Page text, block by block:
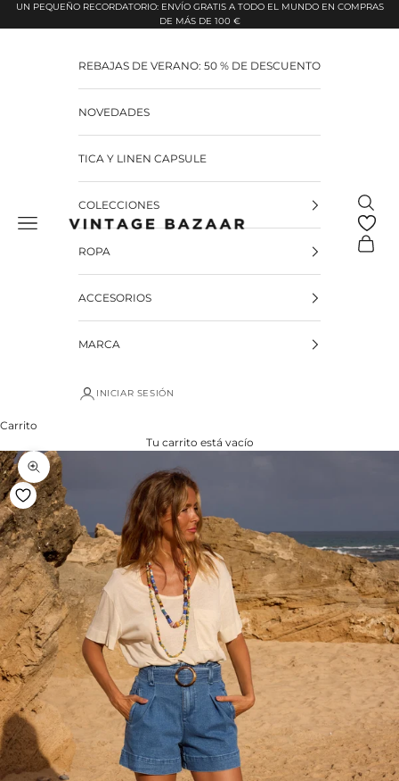
Pular para o conteúdo
UN PEQUEÑO RECORDATORIO: ENVÍO GRATIS A TODO EL MUNDO EN COMPRAS
DE MÁS DE 100 €
Vintage Bazaar
REBAJAS DE VERANO: 50 % DE DESCUENTO
NOVEDADES
TICA Y LINEN CAPSULE
COLECCIONES
ROPA
ACCESORIOS
MARCA
INICIAR SESIÓN
Carrito
Tu carrito está vacío
Zoom na imagem